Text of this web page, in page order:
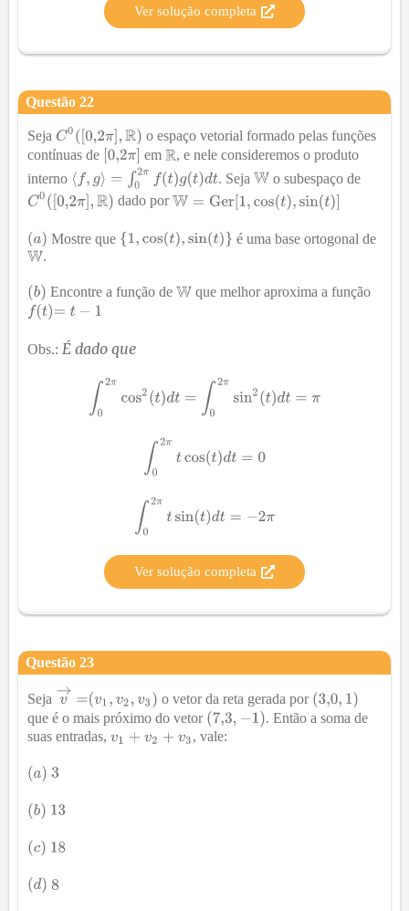
Ver solução completa
Questão 22
Seja
o espaço vetorial formado pelas funções
contínuas de
em
, e nele consideremos o produto
interno
. Seja
o subespaço de
dado por
Mostre que
é uma base ortogonal de
.
Encontre a função de que melhor aproxima a função
Obs.: É dado que
Ver solução completa
Questão 23
Seja
o vetor da reta gerada por
que é o mais próximo do vetor
. Então a soma de
suas entradas,
, vale: